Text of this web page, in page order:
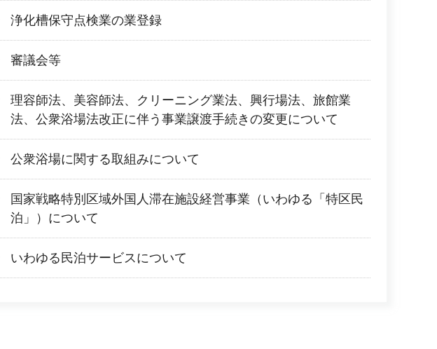
浄化槽保守点検業の業登録
審議会等
理容師法、美容師法、クリーニング業法、興行場法、旅館業
法、公衆浴場法改正に伴う事業譲渡手続きの変更について
公衆浴場に関する取組みについて
国家戦略特別区域外国人滞在施設経営事業（いわゆる「特区民
泊」）について
いわゆる民泊サービスについて